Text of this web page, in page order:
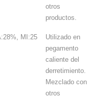
otros
productos.
MI:25
Utilizado en
pegamento
caliente del
derretimiento.
Mezclado con
otros